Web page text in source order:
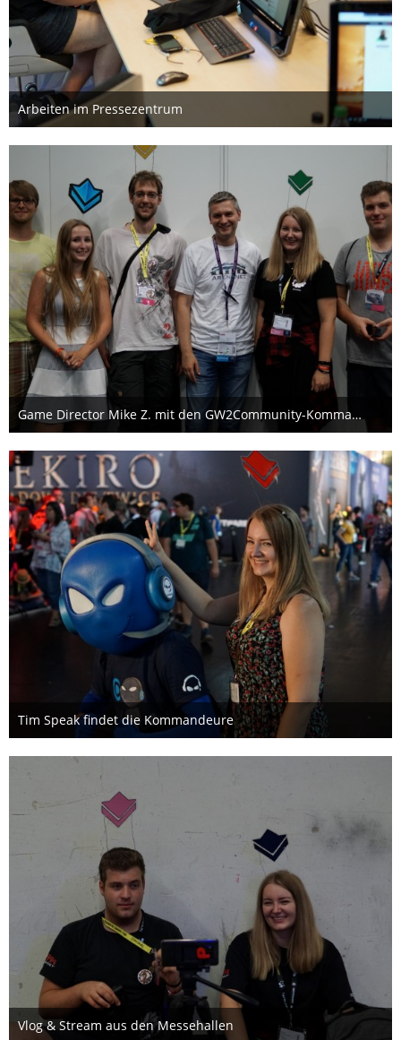
Arbeiten im Pressezentrum
15. August 2019
Game Director Mike Z. mit den GW2Community-Kommandeuren
15. August 2019
Tim Speak findet die Kommandeure
15. August 2019
Vlog & Stream aus den Messehallen